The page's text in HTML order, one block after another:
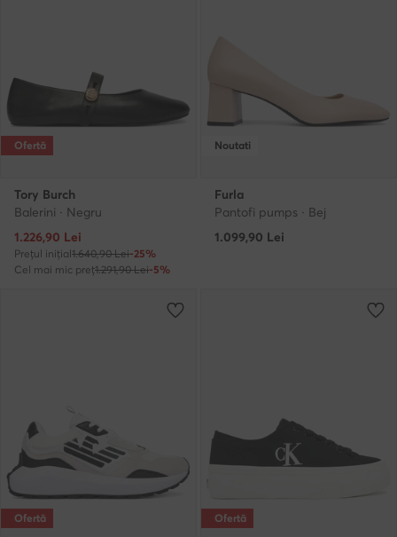
Ofertă
Tory Burch
Balerini · Negru
Prețul actual
1.226,90 Lei
Prețul inițial1.640,90 Lei-25%
Cel mai mic preț1.291,90 Lei-5%
Noutati
Furla
Pantofi pumps · Bej
1.099,90 Lei
Ofertă Ofertă